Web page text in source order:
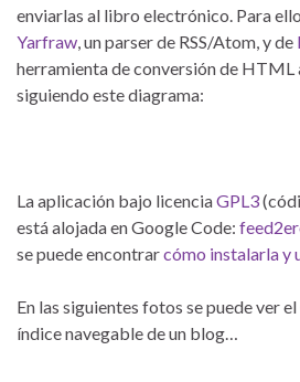
enviarlas al libro electrónico. Para
Yarfraw, un parser de RSS/Atom, y de
herramienta de conversión de
siguiendo este diagrama:
La aplicación bajo licenciaGPL3
está alojada en Google Code:
se puede encontrarcómo instalarla y
En las siguientes fotos se puede ver
índice navegable de un blog…